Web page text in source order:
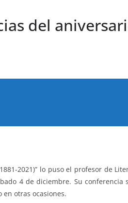
del
2021)” lo puso el profesor de
4 de diciembre. Su conferencia
en otras ocasiones.